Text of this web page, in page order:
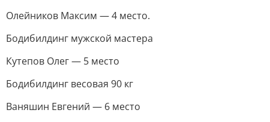
Олейников Максим — 4 место.
Бодибилдинг мужской мастера
Кутепов Олег — 5 место
Бодибилдинг весовая 90 кг
Ваняшин Евгений — 6 место